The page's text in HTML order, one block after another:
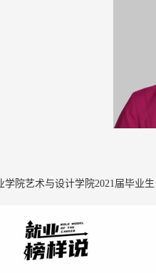
院艺术与设计学院2021届毕业